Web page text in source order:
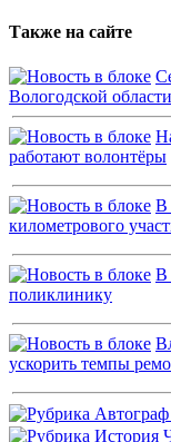
Также на сайте
Вологодской
работают волонтёры
В
километрового
В
поликлинику
ускорить темпы